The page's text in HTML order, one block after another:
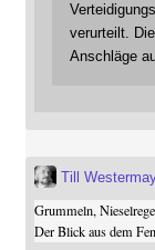
verurteilt.
Anschläge
Till
Grummeln,
Der Blick aus dem